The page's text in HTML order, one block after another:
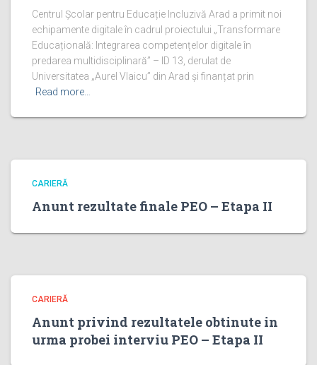
Centrul Școlar pentru Educație Incluzivă Arad a primit noi
echipamente digitale în cadrul proiectului „Transformare
Educațională: Integrarea competențelor digitale în
predarea multidisciplinară” – ID 13, derulat de
Universitatea „Aurel Vlaicu” din Arad și finanțat prin
Read more…
CARIERĂ
Anunt rezultate finale PEO – Etapa II
CARIERĂ
Anunt privind rezultatele obtinute in
urma probei interviu PEO – Etapa II